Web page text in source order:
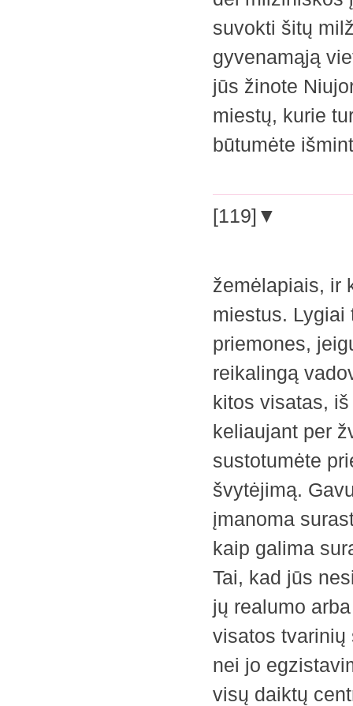
suvokti šitų
gyvenamąją
jūs žinote
miestų, kurie
būtumėte
[119]▼
žemėlapiais, ir
miestus. Lygiai
priemones,
reikalingą
kitos visatas,
keliaujant per
sustotumėte
švytėjimą.
įmanoma
kaip galima
Tai, kad jūs
jų realumo
visatos tvarinių
nei jo
visų daiktų